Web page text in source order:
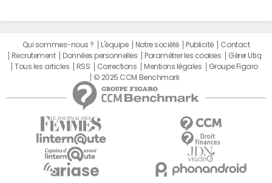
Qui sommes-nous ? L'équipe Notre société Publicité
Contact
Recrutement
Données personnelles Paramétrer les cookies
Gérer Utiq
Tous les articles
RSS Corrections Mentions légales
Groupe Figaro
© 2025 CCM Benchmark